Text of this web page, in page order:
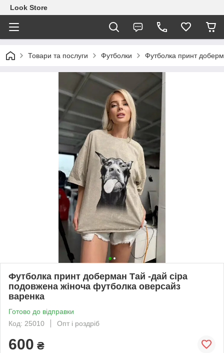
Look Store
Товари та послуги Футболки Футболка принт
Футболка принт доберман Тай -дай сіра
подовжена жіноча футболка оверсайз
варенка
Готово до відправки
Код: 25010
Опт і роздріб
600 ₴